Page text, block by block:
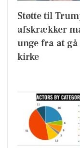
Støtte til
afskrækker
unge fra at
kirke